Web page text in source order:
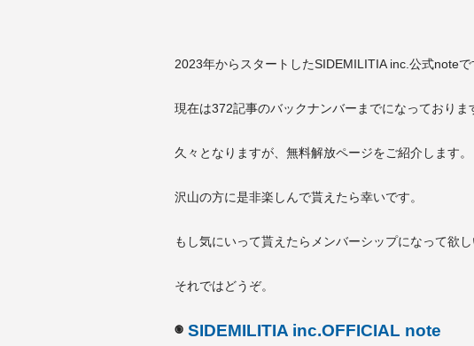
2023年からスタートしたSIDEMILITIA inc.公式noteで
現在は372記事のバックナンバーまでになっておりま
久々となりますが、無料解放ページをご紹介します。
沢山の方に是非楽しんで貰えたら幸いです。
もし気にいって貰えたらメンバーシップになって欲し
それではどうぞ。
◉ SIDEMILITIA inc.OFFICIAL note